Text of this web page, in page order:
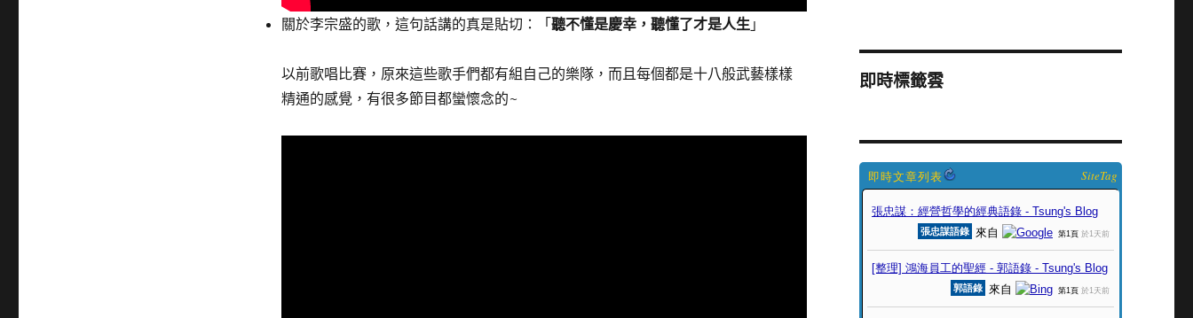
關於李宗盛的歌，這句話講的真是貼切：「聽不懂是慶幸，聽懂了才是人生」
以前歌唱比賽，原來這些歌手們都有組自己的樂隊，而且每個都是十八般武藝樣樣
精通的感覺，有很多節目都蠻懷念的~
即時標籤雲
SiteTag